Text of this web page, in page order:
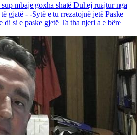
mbaje goxha shatë Duhej ruajtur nga
gjatë - -Sytë e tu rrezatojnë jetë Paske
si e paske gjetë Ta tha njeri a e bëre